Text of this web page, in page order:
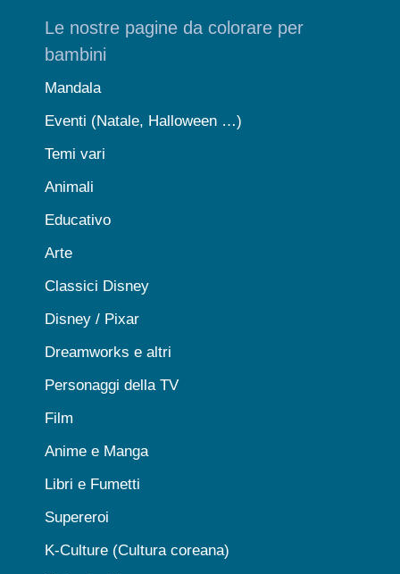
Le nostre pagine da colorare per
bambini
Mandala
Eventi (Natale, Halloween …)
Temi vari
Animali
Educativo
Arte
Classici Disney
Disney / Pixar
Dreamworks e altri
Personaggi della TV
Film
Anime e Manga
Libri e Fumetti
Supereroi
K-Culture (Cultura coreana)